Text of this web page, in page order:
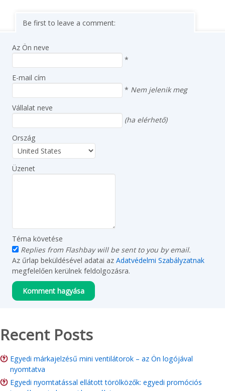
Be first to leave a comment:
Az Ön neve
*
E-mail cím
* Nem jelenik meg
Vállalat neve
(ha elérhető)
Ország
Üzenet
Téma követése
Replies from Flashbay will be sent to you by email.
Az űrlap beküldésével adatai az Adatvédelmi Szabályzatnak
megfelelően kerülnek feldolgozásra.
Recent Posts
Egyedi márkajelzésű mini ventilátorok – az Ön logójával
nyomtatva
Egyedi nyomtatással ellátott törölközők: egyedi promóciós